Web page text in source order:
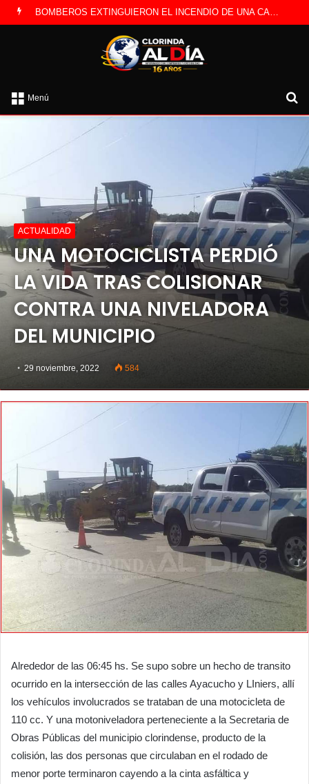
LA POLICÍA INVESTIGA ROBO A CAMBISTA OCURRIDO ESTE JUEVES
Menú
ACTUALIDAD
UNA MOTOCICLISTA PERDIÓ
LA VIDA TRAS COLISIONAR
CONTRA UNA NIVELADORA
DEL MUNICIPIO
29 noviembre, 2022 584
Alrededor de las 06:45 hs. Se supo sobre un hecho de transito
ocurrido en la intersección de las calles Ayacucho y LIniers, allí
los vehículos involucrados se trataban de una motocicleta de
110 cc. Y una motoniveladora perteneciente a la Secretaria de
Obras Públicas del municipio clorindense, producto de la
colisión, las dos personas que circulaban en el rodado de
menor porte terminaron cayendo a la cinta asfáltica y